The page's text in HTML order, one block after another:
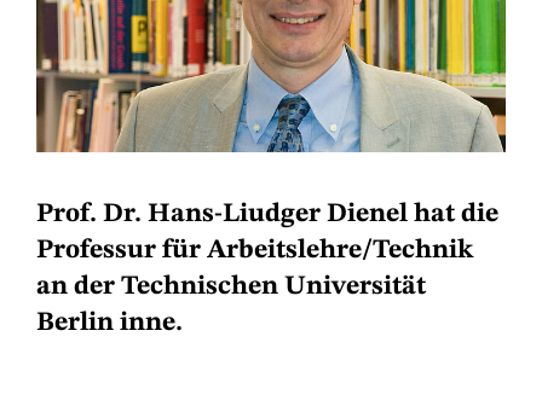
Prof. Dr. Hans-Liudger Dienel hat die
Professur für Arbeitslehre/Technik
an der Technischen Universität
Berlin inne.